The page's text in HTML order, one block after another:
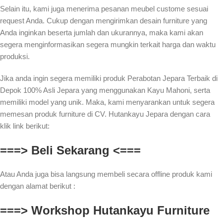
Selain itu, kami juga menerima pesanan meubel custome sesuai
request Anda. Cukup dengan mengirimkan desain furniture yang
Anda inginkan beserta jumlah dan ukurannya, maka kami akan
segera menginformasikan segera mungkin terkait harga dan waktu
produksi.
Jika anda ingin segera memiliki produk Perabotan Jepara Terbaik di
Depok 100% Asli Jepara yang menggunakan Kayu Mahoni, serta
memiliki model yang unik. Maka, kami menyarankan untuk segera
memesan produk furniture di CV. Hutankayu Jepara dengan cara
klik link berikut:
===> Beli Sekarang <===
Atau Anda juga bisa langsung membeli secara offline produk kami
dengan alamat berikut :
===> Workshop Hutankayu Furniture